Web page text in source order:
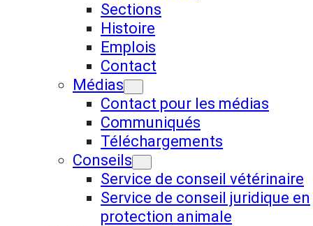
Sections
Histoire
Emplois
Contact
Médias
Contact pour les médias
Communiqués
Téléchargements
Conseils
Service de conseil vétérinaire
Service de conseil juridique en
protection animale